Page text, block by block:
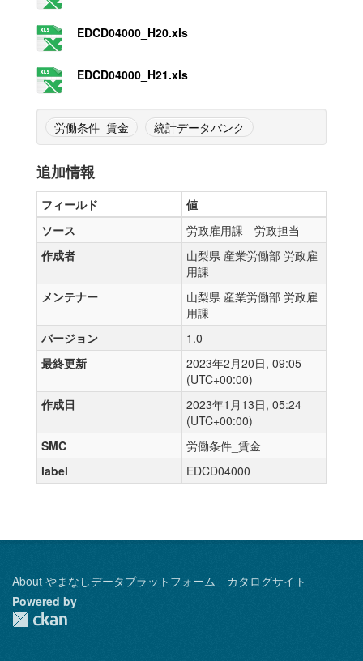
EDCD04000_H20.xls
EDCD04000_H21.xls
労働条件_賃金 統計データバンク
追加情報
フィールド
値
ソース
労政雇用課 労政担当
作成者
山梨県 産業労働部 労政雇
用課
メンテナー
山梨県 産業労働部 労政雇
用課
バージョン
1.0
最終更新
2023年2月20日, 09:05
(UTC+00:00)
作成日
2023年1月13日, 05:24
(UTC+00:00)
SMC
労働条件_賃金
label
EDCD04000
About やまなしデータプラットフォーム カタログサイト
Powered by